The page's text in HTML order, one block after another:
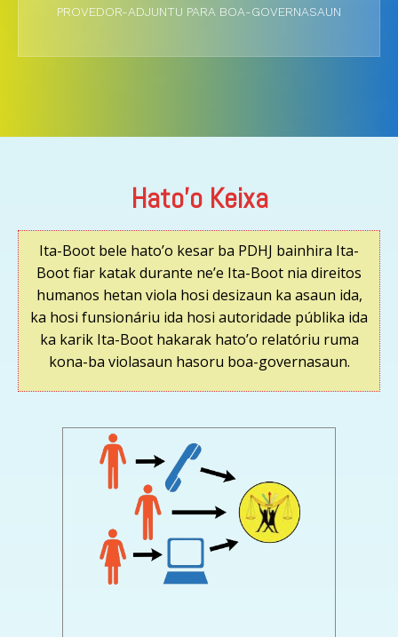
PROVEDOR-ADJUNTU PARA BOA-GOVERNASAUN
Hato'o Keixa
Ita-Boot bele hato’o kesar ba PDHJ bainhira Ita-
Boot fiar katak durante ne’e Ita-Boot nia direitos
humanos hetan viola hosi desizaun ka asaun ida,
ka hosi funsionáriu ida hosi autoridade públika ida
ka karik Ita-Boot hakarak hato’o relatóriu ruma
kona-ba violasaun hasoru boa-governasaun.